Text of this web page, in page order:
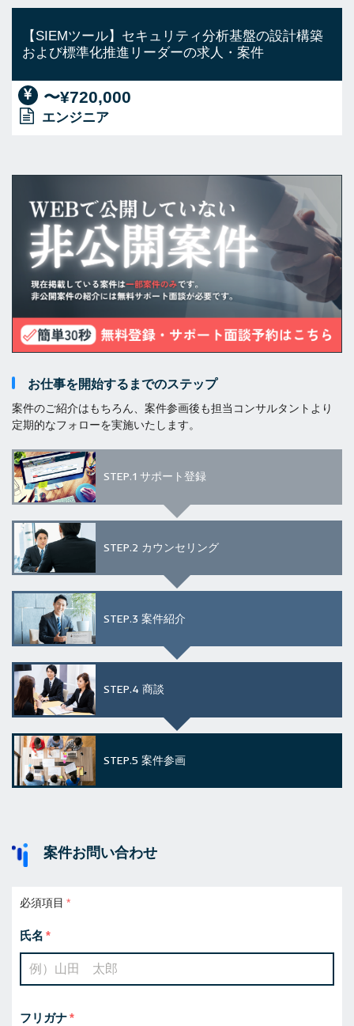
【SIEMツール】セキュリティ分析基盤の設計構築
および標準化推進リーダーの求人・案件
〜¥720,000
エンジニア
お仕事を開始するまでのステップ
案件のご紹介はもちろん、案件参画後も担当コンサルタントより
定期的なフォローを実施いたします。
STEP.1 サポート登録
STEP.2 カウンセリング
STEP.3 案件紹介
STEP.4 商談
STEP.5 案件参画
案件お問い合わせ
必須項目
氏名
フリガナ